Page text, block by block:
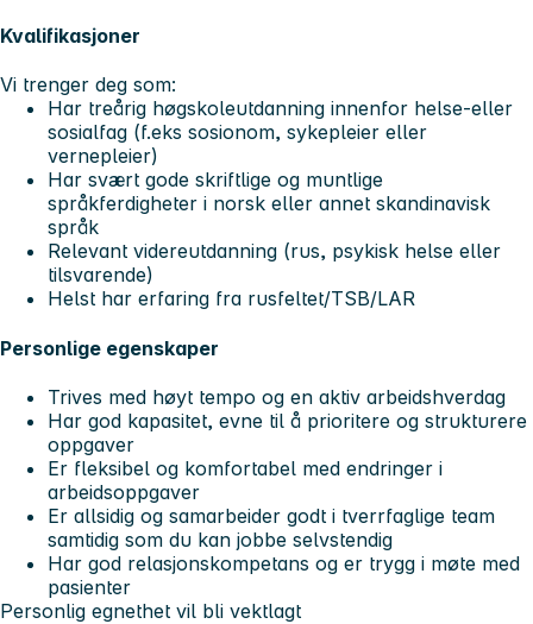
Kvalifikasjoner
Vi trenger deg som:
Har treårig høgskoleutdanning innenfor helse-eller
sosialfag (f.eks sosionom, sykepleier eller
vernepleier)
Har svært gode skriftlige og muntlige
språkferdigheter i norsk eller annet skandinavisk
språk
Relevant videreutdanning (rus, psykisk helse eller
tilsvarende)
Helst har erfaring fra rusfeltet/TSB/LAR
Personlige egenskaper
Trives med høyt tempo og en aktiv arbeidshverdag
Har god kapasitet, evne til å prioritere og strukturere
oppgaver
Er fleksibel og komfortabel med endringer i
arbeidsoppgaver
Er allsidig og samarbeider godt i tverrfaglige team
samtidig som du kan jobbe selvstendig
Har god relasjonskompetans og er trygg i møte med
pasienter
Personlig egnethet vil bli vektlagt